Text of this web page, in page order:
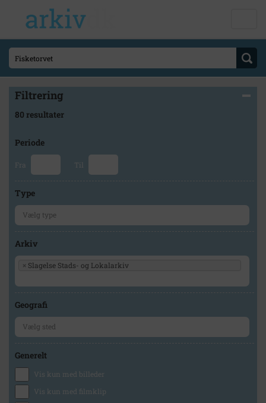
Filtrering
80 resultater
Periode
Fra Til
Type
Arkiv
× Slagelse Stads- og Lokalarkiv
Geografi
Generelt
Vis kun med billeder
Vis kun med filmklip